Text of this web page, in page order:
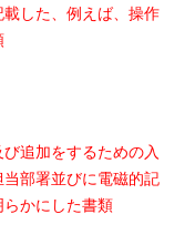
した、例えば、操作
追加をするための入
部署並びに電磁的記
かにした書類